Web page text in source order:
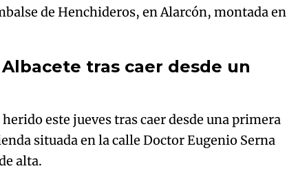
de Henchideros, en Alarcón, montada en
tras caer desde un
este jueves tras caer desde una primera
situada en la calle Doctor Eugenio Serna
alta.